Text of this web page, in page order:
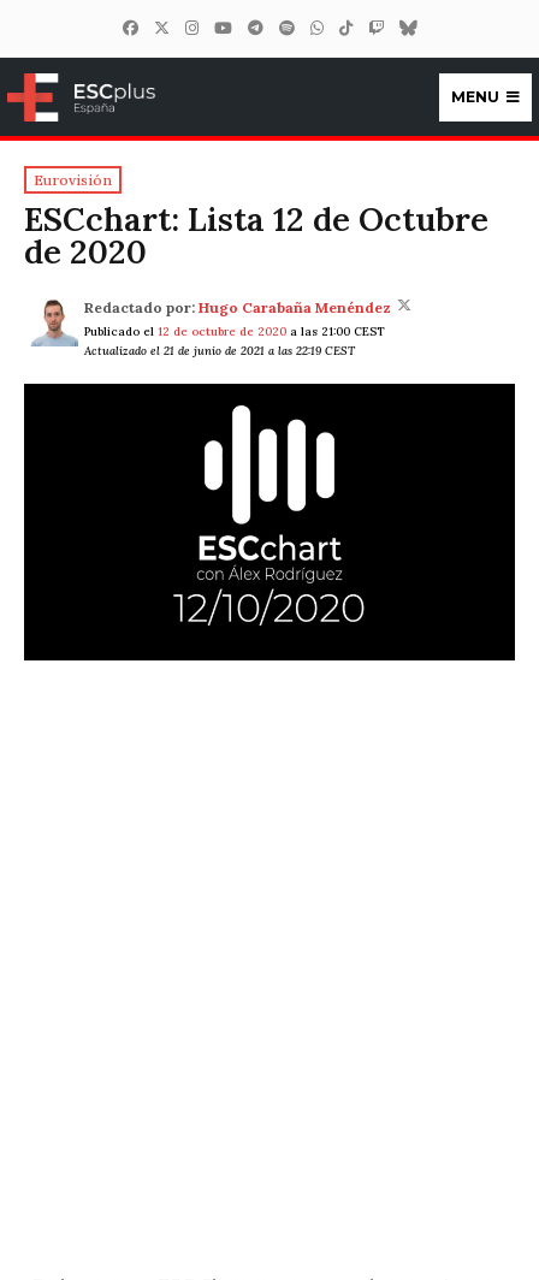
ESCplus España
MENU
Eurovisión
ESCchart: Lista 12 de Octubre
de 2020
Redactado por: Hugo Carabaña Menéndez
Publicado el 12 de octubre de 2020 a las 21:00 CEST
Actualizado el 21 de junio de 2021 a las 22:19 CEST